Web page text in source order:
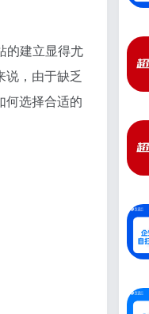
的建立显得尤
说，由于缺乏
何选择合适的